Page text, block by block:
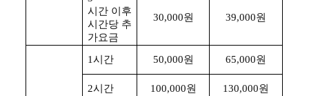
시간 이후
시간당 추
가요금
30,000원 39,000원
1시간 50,000원 65,000원
2시간 100,000원 130,000원